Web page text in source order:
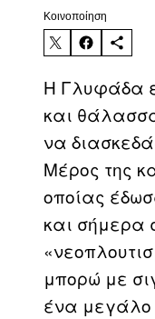
Kοινοποίηση
Η Γλυφάδα
και
να
Μέρος της
οποίας
και σήμερα
μπορώ με
ένα μεγάλο